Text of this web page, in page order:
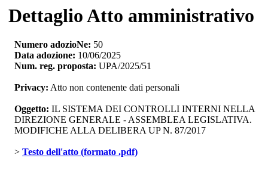
Dettaglio Atto amministrativo
Numero adozioNe: 50
Data adozione: 10/06/2025
Num. reg. proposta: UPA/2025/51
Privacy: Atto non contenente dati personali
Oggetto: IL SISTEMA DEI CONTROLLI INTERNI NELLA
DIREZIONE GENERALE - ASSEMBLEA LEGISLATIVA.
MODIFICHE ALLA DELIBERA UP N. 87/2017
> Testo dell'atto (formato .pdf)